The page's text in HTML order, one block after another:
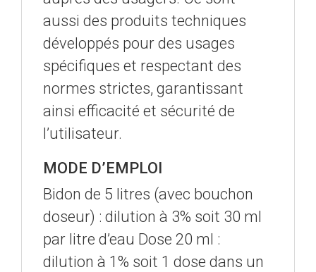
aussi des produits techniques
développés pour des usages
spécifiques et respectant des
normes strictes, garantissant
ainsi efficacité et sécurité de
l’utilisateur.
MODE D’EMPLOI
Bidon de 5 litres (avec bouchon
doseur) : dilution à 3% soit 30 ml
par litre d’eau Dose 20 ml :
dilution à 1% soit 1 dose dans un